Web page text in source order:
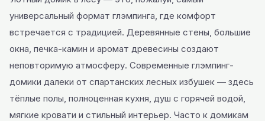
универсальный формат глэмпинга, где комфорт
встречается с традицией. Деревянные стены, большие
окна, печка-камин и аромат древесины создают
неповторимую атмосферу. Современные глэмпинг-
домики далеки от спартанских лесных избушек — здесь
тёплые полы, полноценная кухня, душ с горячей водой,
мягкие кровати и стильный интерьер. Часто к домикам